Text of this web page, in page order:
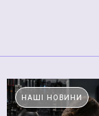
НАШІ НОВИНИ